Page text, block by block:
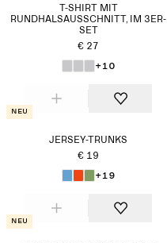
T-SHIRT MIT
RUNDHALSAUSSCHNITT, IM 3ER-
SET
€ 27
+10
Neu
JERSEY-TRUNKS
€ 19
+19
Neu